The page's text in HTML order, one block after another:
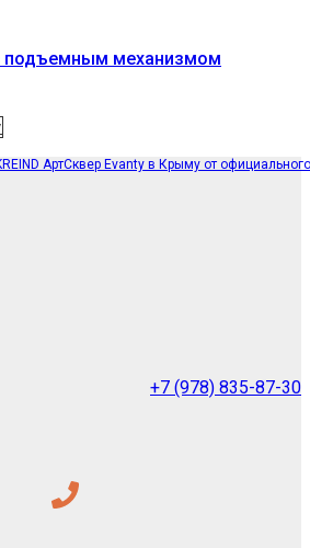
подъемным механизмом
АртСквер Evanty в Крыму от официального
+7 (978) 835-87-30